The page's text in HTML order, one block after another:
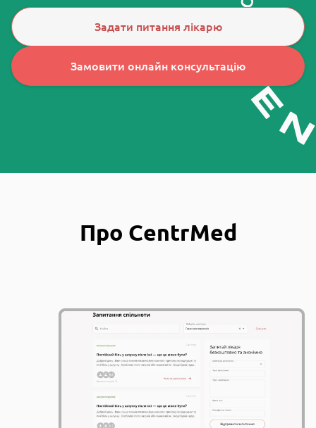
Задати питання лікарю
Замовити онлайн консультацію
Про CentrMed